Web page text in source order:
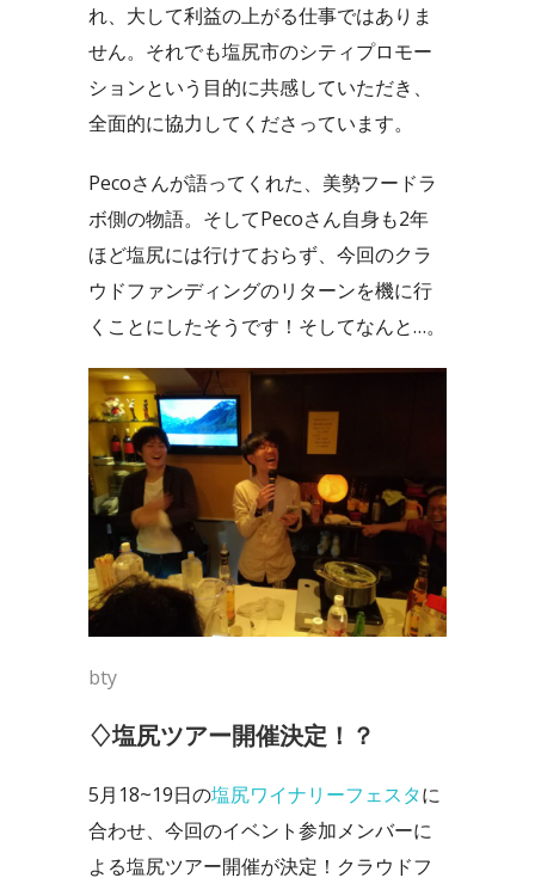
れ、大して利益の上がる仕事ではありま
せん。それでも塩尻市のシティプロモー
ションという目的に共感していただき、
全面的に協力してくださっています。
Pecoさんが語ってくれた、美勢フードラ
ボ側の物語。そしてPecoさん自身も2年
ほど塩尻には行けておらず、今回のクラ
ウドファンディングのリターンを機に行
くことにしたそうです！そしてなんと…。
bty
♢塩尻ツアー開催決定！？
5月18~19日の塩尻ワイナリーフェスタに
合わせ、今回のイベント参加メンバーに
よる塩尻ツアー開催が決定！クラウドフ